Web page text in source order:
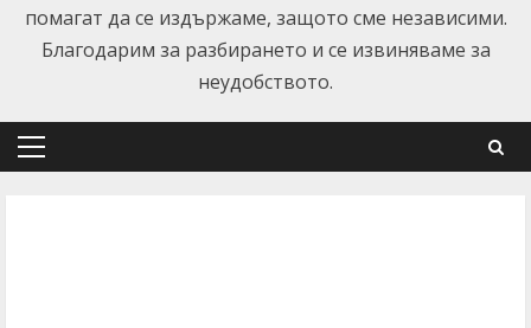
помагат да се издържаме, защото сме независими.
Благодарим за разбирането и се извиняваме за
неудобството.
Primary